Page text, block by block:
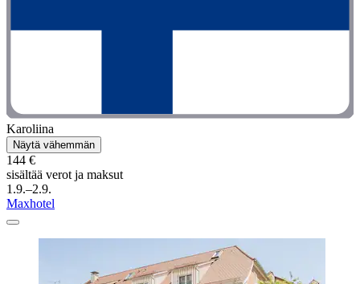
Karoliina
Näytä vähemmän
144 €
sisältää verot ja maksut
1.9.–2.9.
Maxhotel